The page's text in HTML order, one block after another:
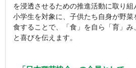
を浸透させるための推進活動に取り
小学生を対象に、子供たち自身が野
食することで、「食」を自ら「育」
と喜びを伝えます。